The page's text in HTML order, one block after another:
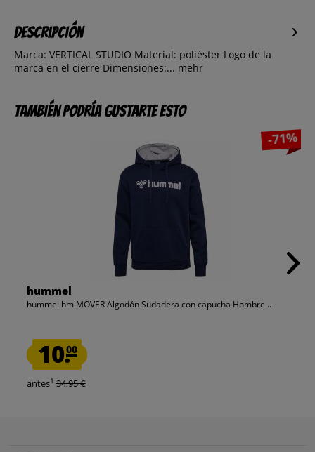
Descripción
Marca: VERTICAL STUDIO Material: poliéster Logo de la
marca en el cierre Dimensiones:... mehr
También podría gustarte esto
-71%
hummel
hummel hmlMOVER Algodón Sudadera con capucha Hombre...
10.00
antes1 34,95 €